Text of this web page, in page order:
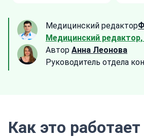
Медицинский редактор
Медицинский
Автор Анна Леонова
Руководитель отдела
Как это работает